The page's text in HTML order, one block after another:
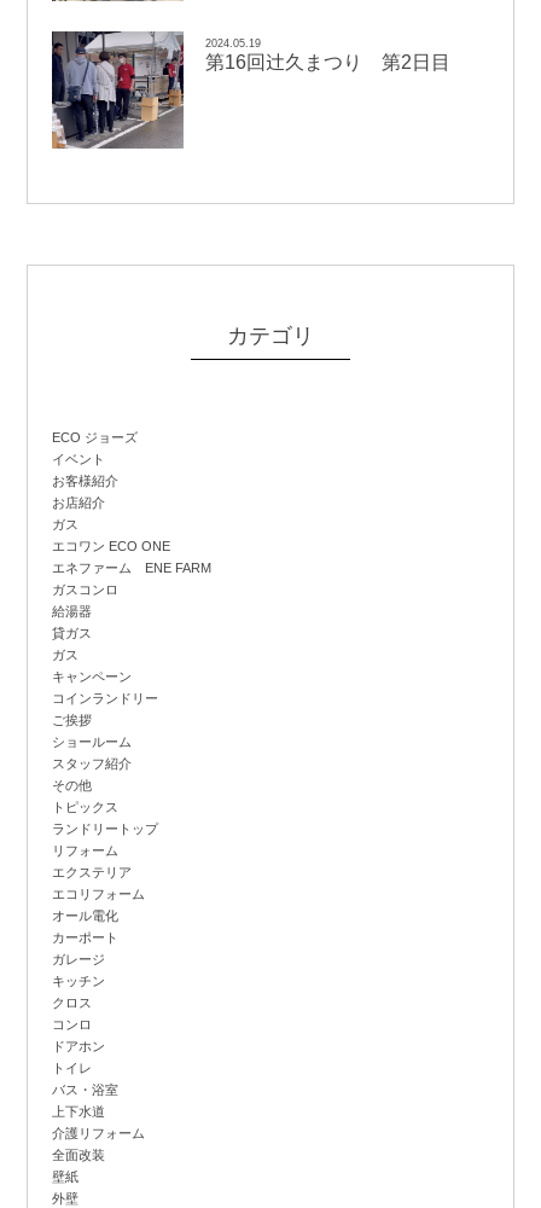
2024.05.19
第16回辻久まつり 第2日目
カテゴリ
ECO ジョーズ
イベント
お客様紹介
お店紹介
ガス
エコワン ECO ONE
エネファーム ENE FARM
ガスコンロ
給湯器
貸ガス
ガス
キャンペーン
コインランドリー
ご挨拶
ショールーム
スタッフ紹介
その他
トピックス
ランドリートップ
リフォーム
エクステリア
エコリフォーム
オール電化
カーポート
ガレージ
キッチン
クロス
コンロ
ドアホン
トイレ
バス・浴室
上下水道
介護リフォーム
全面改装
壁紙
外壁